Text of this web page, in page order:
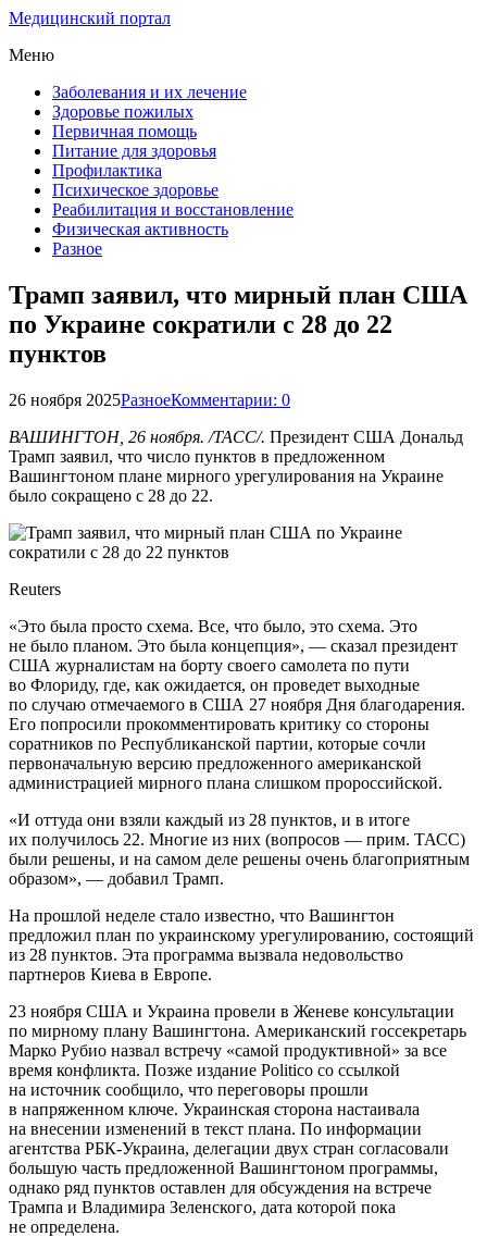
Медицинский портал
Меню
Заболевания и их лечение
Здоровье пожилых
Первичная помощь
Питание для здоровья
Профилактика
Психическое здоровье
Реабилитация и восстановление
Физическая активность
Разное
Трамп заявил, что мирный план США
по Украине сократили с 28 до 22
пунктов
26 ноября 2025РазноеКомментарии: 0
ВАШИНГТОН, 26 ноября. /ТАСС/. Президент США Дональд
Трамп заявил, что число пунктов в предложенном
Вашингтоном плане мирного урегулирования на Украине
было сокращено с 28 до 22.
Reuters
«Это была просто схема. Все, что было, это схема. Это
не было планом. Это была концепция», — сказал президент
США журналистам на борту своего самолета по пути
во Флориду, где, как ожидается, он проведет выходные
по случаю отмечаемого в США 27 ноября Дня благодарения.
Его попросили прокомментировать критику со стороны
соратников по Республиканской партии, которые сочли
первоначальную версию предложенного американской
администрацией мирного плана слишком пророссийской.
«И оттуда они взяли каждый из 28 пунктов, и в итоге
их получилось 22. Многие из них (вопросов — прим. ТАСС)
были решены, и на самом деле решены очень благоприятным
образом», — добавил Трамп.
На прошлой неделе стало известно, что Вашингтон
предложил план по украинскому урегулированию, состоящий
из 28 пунктов. Эта программа вызвала недовольство
партнеров Киева в Европе.
23 ноября США и Украина провели в Женеве консультации
по мирному плану Вашингтона. Американский госсекретарь
Марко Рубио назвал встречу «самой продуктивной» за все
время конфликта. Позже издание Politico со ссылкой
на источник сообщило, что переговоры прошли
в напряженном ключе. Украинская сторона настаивала
на внесении изменений в текст плана. По информации
агентства РБК-Украина, делегации двух стран согласовали
большую часть предложенной Вашингтоном программы,
однако ряд пунктов оставлен для обсуждения на встрече
Трампа и Владимира Зеленского, дата которой пока
не определена.